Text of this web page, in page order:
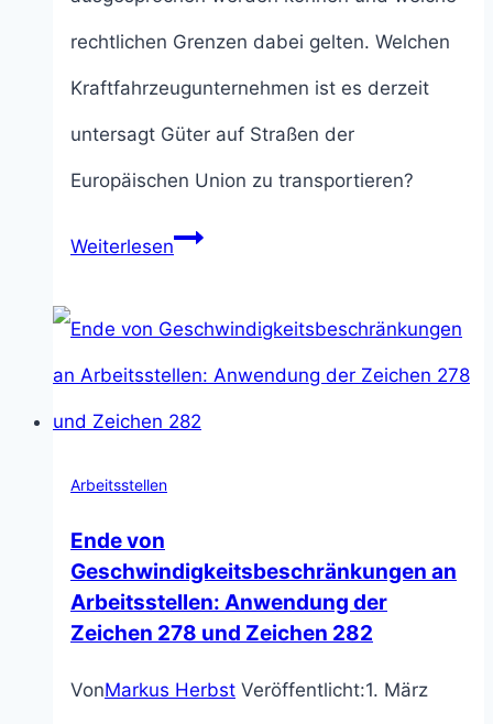
rechtlichen Grenzen dabei gelten. Welchen
Kraftfahrzeugunternehmen ist es derzeit
untersagt Güter auf Straßen der
Europäischen Union zu transportieren?
WeiterlesenSchwertransporte:
gegen
Kraftverkehrsunternehmen
anderer
Arbeitsstellen
Ende von
Geschwindigkeitsbeschränkungen an
Arbeitsstellen: Anwendung der
Zeichen 278 und Zeichen 282
VonMarkus Herbst Veröffentlicht:1. März